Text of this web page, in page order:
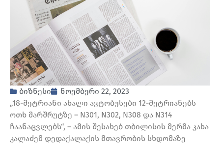
ბიზნესი
ნოემბერი 22, 2023
„18-მეტრიანი ახალი ავტობუსები 12-მეტრიანებს
ოთხ მარშრუტზე – N301, N302, N308 და N314
ჩაანაცვლებს“, – ამის შესახებ თბილისის მერმა კახა
კალაძემ დედაქალაქის მთავრობის სხდომაზე